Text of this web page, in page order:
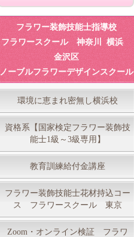
フラワー装飾技能士指導校
フラワースクール 神奈川 横浜
金沢区
ノーブルフラワーデザインスクール
環境に恵まれ密無し横浜校
資格系【国家検定フラワー装飾技
能士1級～3級専用】
教育訓練給付金講座
フラワー装飾技能士花材持込コー
ス フラワースクール 東京
Zoom・オンライン検証 フラワ